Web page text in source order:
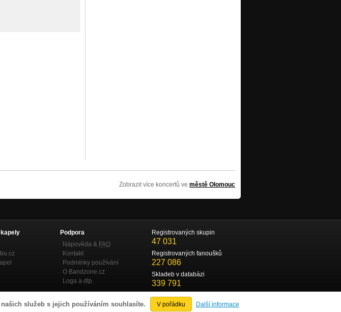
služeb s jejich používáním souhlasíte. V pořádku Další informace
Zobrazit více koncertů ve městě Olomouc
Podpora
Nápověda & FAQ
Kontakt
Podmínky používání
O Bandzone.cz
Loga a dtp.
Registrovaných skupin
47 031
Registrovaných fanoušků
227 086
Skladeb v databázi
339 791